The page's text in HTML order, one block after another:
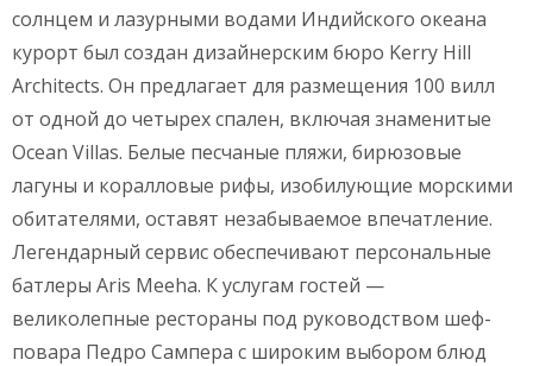
солнцем и лазурными водами Индийского океана
курорт был создан дизайнерским бюро Kerry Hill
Architects. Он предлагает для размещения 100 вилл
от одной до четырех спален, включая знаменитые
Ocean Villas. Белые песчаные пляжи, бирюзовые
лагуны и коралловые рифы, изобилующие морскими
обитателями, оставят незабываемое впечатление.
Легендарный сервис обеспечивают персональные
батлеры Aris Meeha. К услугам гостей —
великолепные рестораны под руководством шеф-
повара Педро Сампера с широким выбором блюд